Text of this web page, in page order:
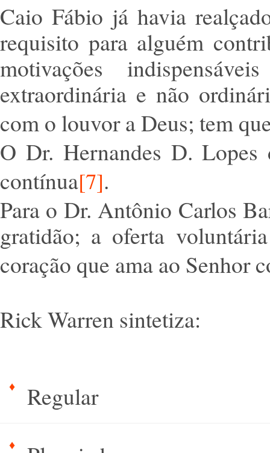
Caio Fábio já havia
requisito para alguém
motivações
extraordinária e não
com o louvor a Deus; tem
O Dr. Hernandes D. Lopes
contínua[7].
Para o Dr. Antônio Carlos
gratidão; a oferta
coração que ama ao Senhor
Rick Warren sintetiza:
Regular